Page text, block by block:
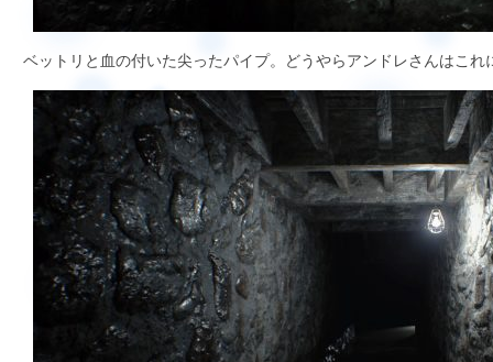
ベットリと血の付いた尖ったパイプ。どうやらアンドレさんはこ